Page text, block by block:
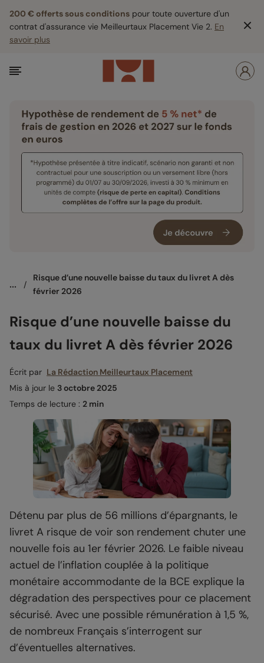
200 € offerts sous conditions pour toute ouverture d'un
contrat d'assurance vie Meilleurtaux Placement Vie 2. En
savoir plus
... /
Risque d’une nouvelle baisse du taux du livret A dès
février 2026
Risque d’une nouvelle baisse du
taux du livret A dès février 2026
Écrit par La Rédaction Meilleurtaux Placement
Mis à jour le 3 octobre 2025
Temps de lecture : 2 min
Détenu par plus de 56 millions d’épargnants, le
livret A risque de voir son rendement chuter une
nouvelle fois au 1er février 2026. Le faible niveau
actuel de l’inflation couplée à la politique
monétaire accommodante de la BCE explique la
dégradation des perspectives pour ce placement
sécurisé. Avec une possible rémunération à 1,5 %,
de nombreux Français s’interrogent sur
d’éventuelles alternatives.